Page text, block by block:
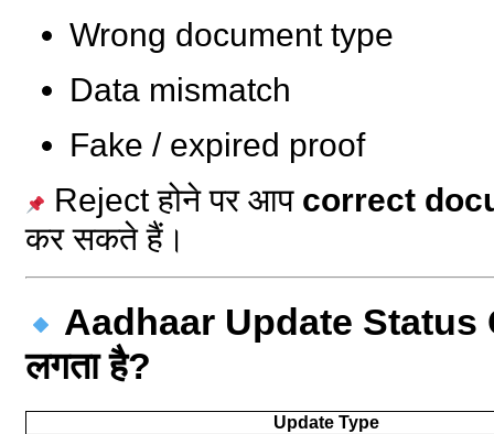
Wrong document type
Data mismatch
Fake / expired proof
Reject होने पर आप correct
कर सकते हैं।
Aadhaar Update Status
लगता है?
Update Type